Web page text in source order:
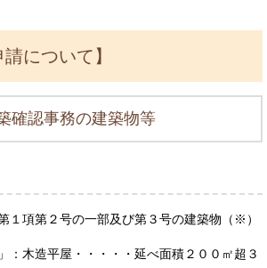
について】
確認事務の建築物等
項第２号の一部及び第３号の建築物（※）
木造平屋・・・・・延べ面積２００㎡超３